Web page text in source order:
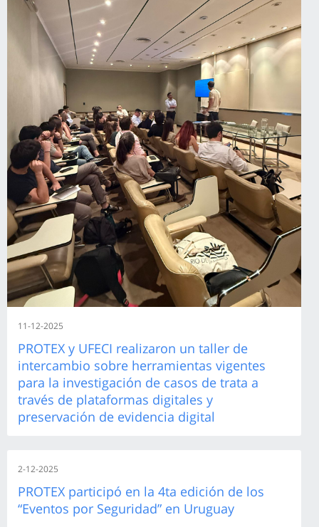
11-12-2025
PROTEX y UFECI realizaron un taller de
intercambio sobre herramientas vigentes
para la investigación de casos de trata a
través de plataformas digitales y
preservación de evidencia digital
2-12-2025
PROTEX participó en la 4ta edición de los
“Eventos por Seguridad” en Uruguay